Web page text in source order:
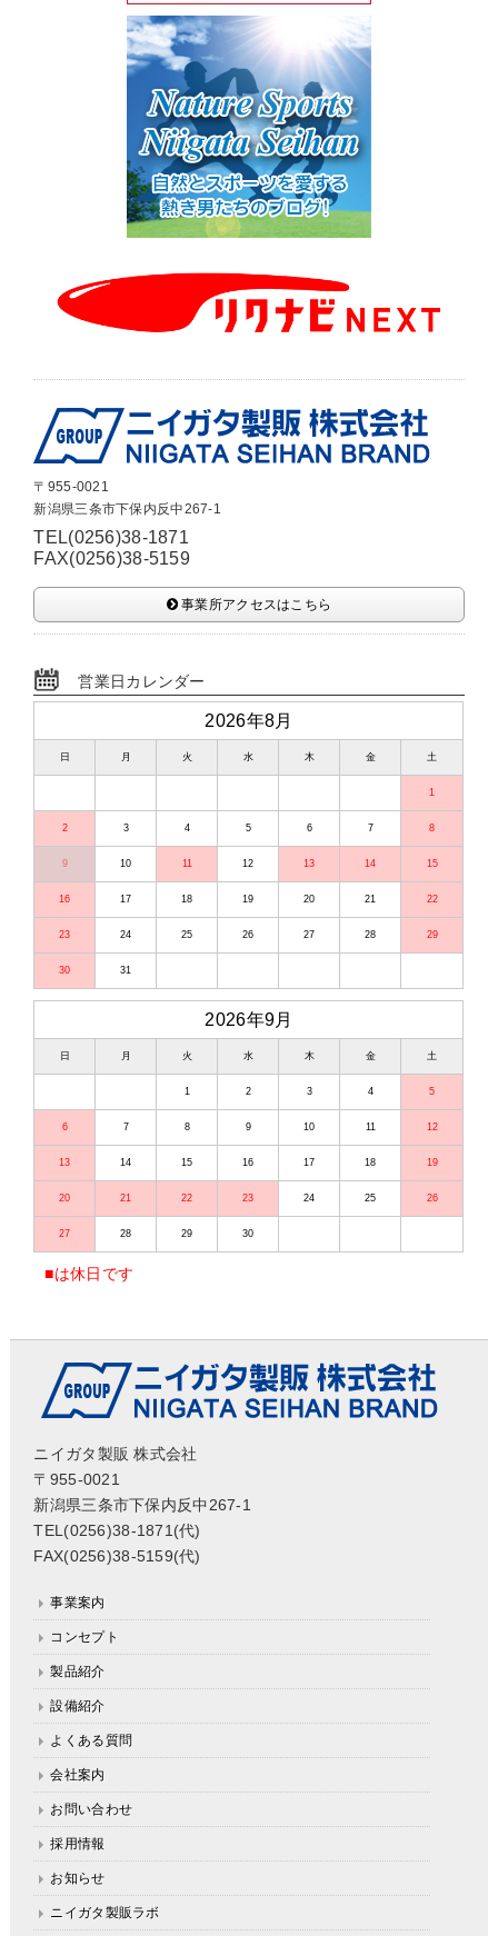
〒955-0021
新潟県三条市下保内反中267-1
TEL(0256)38-1871
FAX(0256)38-5159
事業所アクセスはこちら
営業日カレンダー
2026年8月
日 月 火 水 木 金 土
1
2 3 4 5 6 7 8
9 10 11 12 13 14 15
16 17 18 19 20 21 22
23 24 25 26 27 28 29
30 31
2026年9月
日 月 火 水 木 金 土
1 2 3 4 5
6 7 8 9 10 11 12
13 14 15 16 17 18 19
20 21 22 23 24 25 26
27 28 29 30
■は休日です
ニイガタ製販 株式会社
〒955-0021
新潟県三条市下保内反中267-1
TEL(0256)38-1871(代)
FAX(0256)38-5159(代)
事業案内
コンセプト
製品紹介
設備紹介
よくある質問
会社案内
お問い合わせ
採用情報
お知らせ
ニイガタ製販ラボ